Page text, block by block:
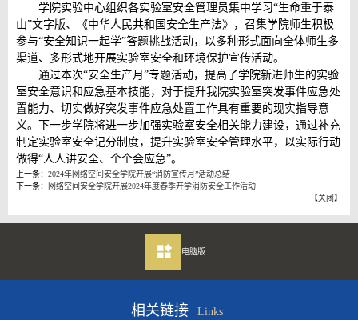
学院实验中心组织各实验室安全管理员集中学习“生命重于泰
山”文字版、《中华人民共和国安全生产法》，召集学院师生积极
参与“安全知识一起学”答题挑战活动，以多种形式面向全体师生多
渠道、多形式地开展实验室安全和环境保护宣传活动。
通过本次“安全生产月”专题活动，提高了学院新进师生的实验
室安全意识和应急基本技能，对于提升我院实验室突发事件应急处
置能力、切实做好突发事件应急处置工作具有重要的现实指导意
义。下一步学院将进一步加强实验室安全相关能力建设，通过补充
制定实验室安全记分制度，提升实验室安全管理水平，以实际行动
做得“人人讲安全、个个会应急”。
上一条： 2024年网络空间安全学院开展“消防宣传月”活动总结
下一条：
网络空间安全学院开展2024年度春季开学消防安全工作活动
【关闭 】
电脑版
相关链接 | Links